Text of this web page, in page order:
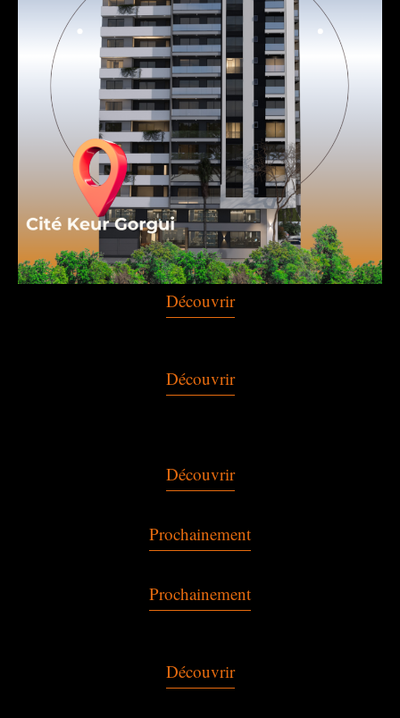
Découvrir
Découvrir
Découvrir
Prochainement
Prochainement
Découvrir